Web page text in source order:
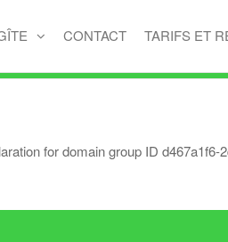
CONTACT TARIFS ET
for domain group ID